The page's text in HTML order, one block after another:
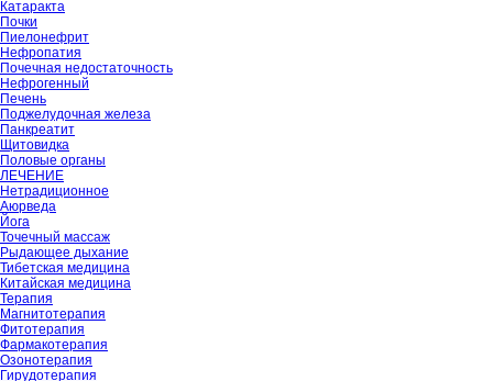
Катаракта
Почки
Пиелонефрит
Нефропатия
Почечная недостаточность
Нефрогенный
Печень
Поджелудочная железа
Панкреатит
Щитовидка
Половые органы
ЛЕЧЕНИЕ
Нетрадиционное
Аюрведа
Йога
Точечный массаж
Рыдающее дыхание
Тибетская медицина
Китайская медицина
Терапия
Магнитотерапия
Фитотерапия
Фармакотерапия
Озонотерапия
Гирудотерапия